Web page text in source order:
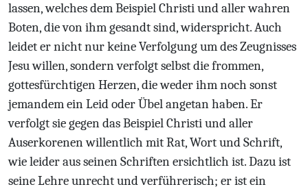
lassen, welches dem Beispiel Christi und aller wahren
Boten, die von ihm gesandt sind, widerspricht. Auch
leidet er nicht nur keine Verfolgung um des Zeugnisses
Jesu willen, sondern verfolgt selbst die frommen,
gottesfürchtigen Herzen, die weder ihm noch sonst
jemandem ein Leid oder Übel angetan haben. Er
verfolgt sie gegen das Beispiel Christi und aller
Auserkorenen willentlich mit Rat, Wort und Schrift,
wie leider aus seinen Schriften ersichtlich ist. Dazu ist
seine Lehre unrecht und verführerisch; er ist ein